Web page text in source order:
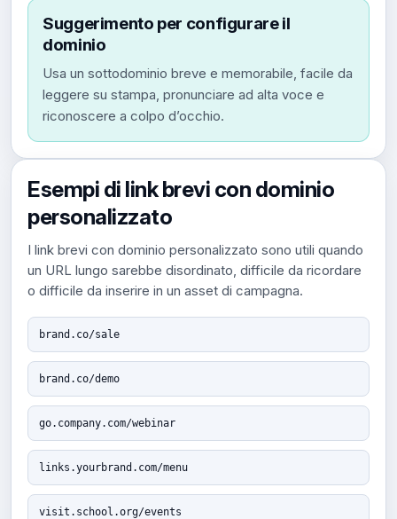
Suggerimento per configurare il
dominio
Usa un sottodominio breve e memorabile, facile da
leggere su stampa, pronunciare ad alta voce e
riconoscere a colpo d’occhio.
Esempi di link brevi con dominio
personalizzato
I link brevi con dominio personalizzato sono utili quando
un URL lungo sarebbe disordinato, difficile da ricordare
o difficile da inserire in un asset di campagna.
brand.co/sale
brand.co/demo
go.company.com/webinar
links.yourbrand.com/menu
visit.school.org/events